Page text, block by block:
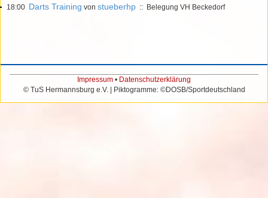
18:00 Darts Training von stueberhp :: Belegung VH Beckedorf
Impressum • Datenschutzerklärung
© TuS Hermannsburg e.V. | Piktogramme: ©DOSB/Sportdeutschland